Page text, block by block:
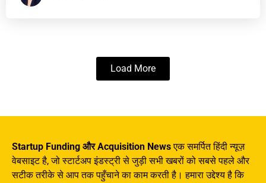
Load More
Startup Funding और Acquisition Newsएक समर्पित हिंदी न्यूज़
वेबसाइट है, जो स्टार्टअप इंडस्ट्री से जुड़ी सभी खबरों को सबसे पहले और
सटीक तरीके से आप तक पहुँचाने का काम करती है। हमारा उद्देश्य है कि